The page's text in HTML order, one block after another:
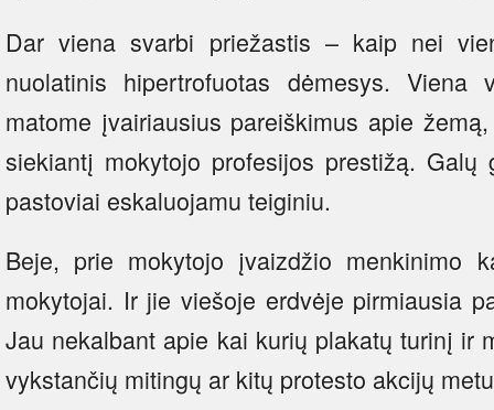
Dar viena svarbi priežastis – kaip nei
nuolatinis hipertrofuotas dėmesys. Viena
matome įvairiausius pareiškimus apie
siekiantį mokytojo profesijos prestižą.
pastoviai eskaluojamu teiginiu.
Beje, prie mokytojo įvaizdžio menkinimo
mokytojai. Ir jie viešoje erdvėje pirmiausia
Jau nekalbant apie kai kurių plakatų turinį ir
vykstančių mitingų ar kitų protesto akcijų